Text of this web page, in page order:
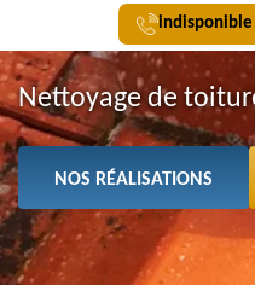
indisponible
Nettoyage de
NOS RÉALISATIONS